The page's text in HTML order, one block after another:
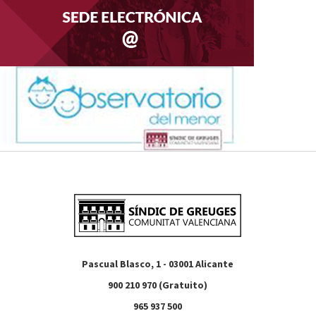
Pascual Blasco, 1 - 03001 Alicante
900 210 970 (Gratuito)
965 937 500